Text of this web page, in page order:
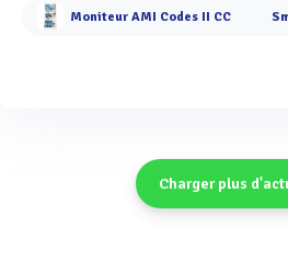
Moniteur AMI Codes II CC
Charger plus